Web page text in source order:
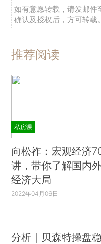
如有意愿转载，请发邮件
确认及授权后，方可转载。
推荐阅读
私房课
向松祚：宏观经济
讲，带你了解国内
经济大局
2022年04月06日
分析｜贝森特操盘